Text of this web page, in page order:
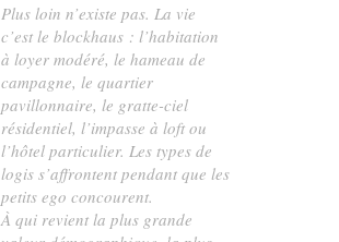
Plus loin n’existe pas. La vie
c’est le blockhaus : l’habitation
à loyer modéré, le hameau de
campagne, le quartier
pavillonnaire, le gratte-ciel
résidentiel, l’impasse à loft ou
l’hôtel particulier. Les types de
logis s’affrontent pendant que les
petits ego concourent.
À qui revient la plus grande